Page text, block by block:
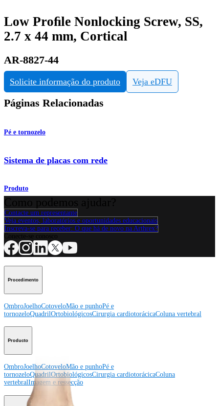
Low Proﬁle Nonlocking Screw, SS,
2.7 x 44 mm, Cortical
AR-8827-44
Solicite informação do produto Veja eDFU
Páginas Relacionadas
Pé e tornozelo
Sistema de placas com rede
Produto
Contacte um representante
Veja eventos, laboratórios e oportunidades educacionais
Inscreva-se para receber: O que há de novo na Arthrex?
Procedimento
OmbroJoelhoCotoveloMão e punhoPé e
tornozeloQuadrilOrtobiológicosCirurgia cardiotorácicaColuna vertebral
Producto
OmbroJoelhoCotoveloMão e punhoPé e
tornozeloQuadrilOrtobiológicosCirurgia cardiotorácicaColuna
vertebralImagem e ressecção